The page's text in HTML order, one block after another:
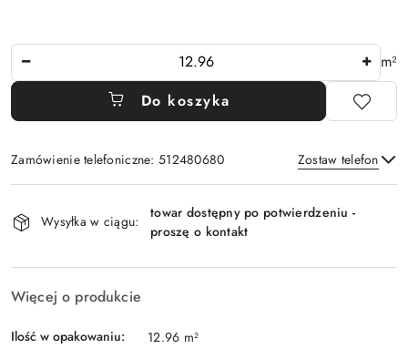
m²
Do koszyka
Zamówienie telefoniczne: 512480680 Zostaw telefon
Wyślij
Dostępność
i
Wysyłka w ciągu:
towar dostępny po potwierdzeniu -
proszę o kontakt
Więcej o produkcie
Ilość w opakowaniu:
12.96 m²